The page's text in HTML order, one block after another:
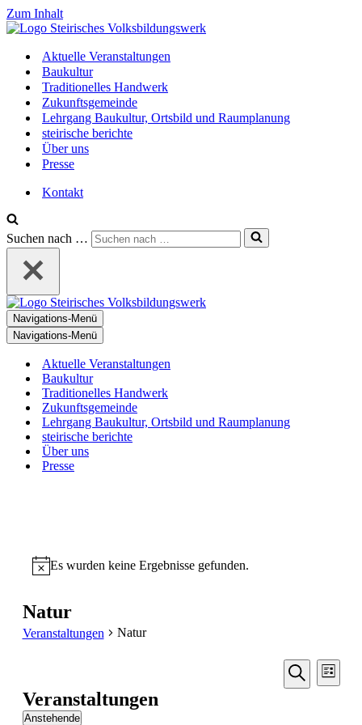
Zum Inhalt
Aktuelle Veranstaltungen
Baukultur
Traditionelles Handwerk
Zukunftsgemeinde
Lehrgang Baukultur, Ortsbild und Raumplanung
steirische berichte
Über uns
Presse
Kontakt
Suchen nach …
Navigations-Menü
Navigations-Menü
Aktuelle Veranstaltungen
Baukultur
Traditionelles Handwerk
Zukunftsgemeinde
Lehrgang Baukultur, Ortsbild und Raumplanung
steirische berichte
Über uns
Presse
NoticeEs wurden keine Ergebnisse gefunden.
Natur
Veranstaltungen Natur
Suche
Suche
Liste
Veranstaltungen
Anstehende